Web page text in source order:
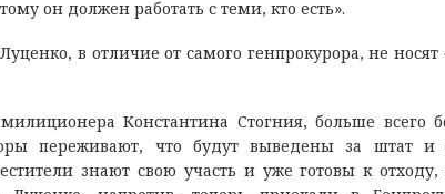
он должен работать с теми, кто есть».
в отличие от самого генпрокурора, не носят
Константина Стогния, больше всего
переживают, что будут выведены за штат и
знают свою участь и уже готовы к